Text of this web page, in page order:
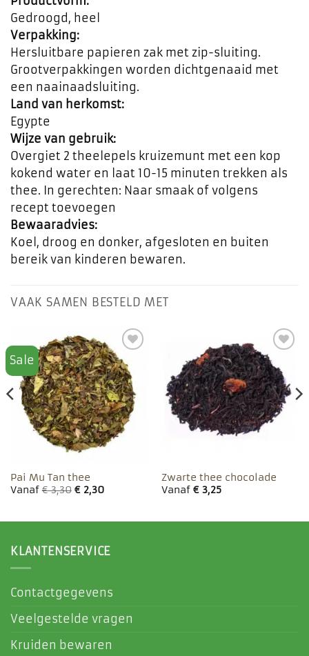
Gedroogd, heel
Verpakking:
Hersluitbare papieren zak met zip-sluiting.
Grootverpakkingen worden dichtgenaaid met
een naainaadsluiting.
Land van herkomst:
Egypte
Wijze van gebruik:
Overgiet 2 theelepels kruizemunt met een kop
kokend water en laat 10-15 minuten trekken als
thee. In gerechten: Naar smaak of volgens
recept toevoegen
Bewaaradvies:
Koel, droog en donker, afgesloten en buiten
bereik van kinderen bewaren.
VAAK SAMEN BESTELD MET
Sale
Toevoegen
aan
favorieten
Pai Mu Tan thee
Vanaf€3,30 €2,30
Toevoegen
aan
favorieten
Zwarte thee chocolade
Vanaf €3,25
KLANTENSERVICE
Contactgegevens
Veelgestelde vragen
Kruiden bewaren